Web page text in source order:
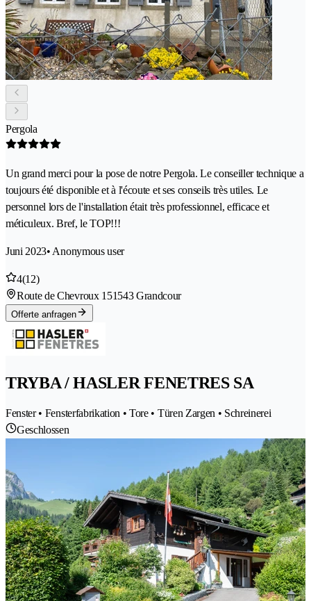
Pergola
Un grand merci pour la pose de notre Pergola. Le conseiller technique a
toujours été disponible et à l'écoute et ses conseils très utiles. Le
personnel lors de l'installation était très professionnel, efficace et
méticuleux. Bref, le TOP!!!
Juni 2023• Anonymous user
4(12)
Route de Chevroux 151543 Grandcour
Offerte anfragen
TRYBA / HASLER FENETRES SA
Fenster • Fensterfabrikation • Tore • Türen Zargen • Schreinerei
Geschlossen